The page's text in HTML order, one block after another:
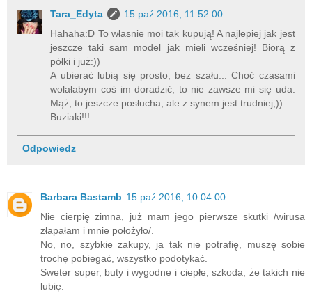
Tara_Edyta
15 paź 2016, 11:52:00
Hahaha:D To własnie moi tak kupują! A najlepiej jak jest
jeszcze taki sam model jak mieli wcześniej! Biorą z
półki i już:))
A ubierać lubią się prosto, bez szału... Choć czasami
wolałabym coś im doradzić, to nie zawsze mi się uda.
Mąż, to jeszcze posłucha, ale z synem jest trudniej;))
Buziaki!!!
Odpowiedz
Barbara Bastamb 15 paź 2016, 10:04:00
Nie cierpię zimna, już mam jego pierwsze skutki /wirusa
złapałam i mnie położyło/.
No, no, szybkie zakupy, ja tak nie potrafię, muszę sobie
trochę pobiegać, wszystko podotykać.
Sweter super, buty i wygodne i ciepłe, szkoda, że takich nie
lubię.